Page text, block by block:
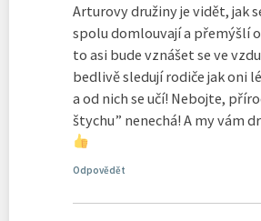
Arturovy družiny je vidět, jak
spolu domlouvají a přemýšlí
to asi bude vznášet se ve
bedlivě sledují rodiče jak oni
a od nich se učí! Nebojte,
štychu” nenechá! A my vám
Odpovědět